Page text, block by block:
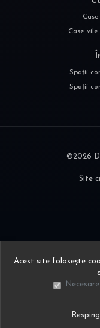
Sună acum
Case
Spații
Spații
©2026
Site
Acest site folosește
Necesare